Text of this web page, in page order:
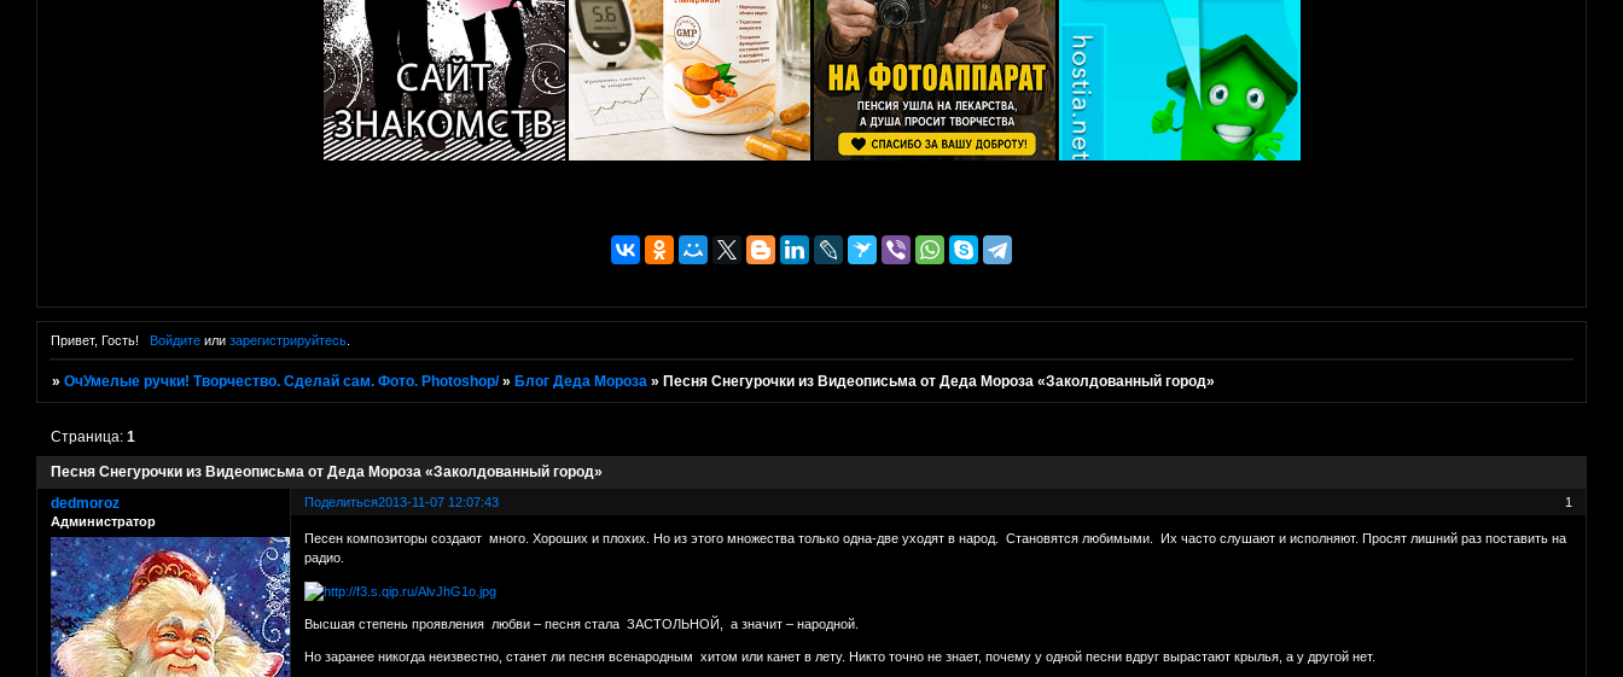
Привет, Гость! Войдитеили зарегистрируйтесь.
»ОчУмелые ручки! Творчество. Сделай сам. Фото. Photoshop/ » Блог Деда Мороза » Песня Снегурочки из Видеописьма от Деда Мороза «Заколдованный город»
Песня Снегурочки из Видеописьма от Деда Мороза «Заколдованный город»
Страница:1
Поделиться 1
2013-11-07 12:07:43
dedmoroz
Администратор
Песен композиторы создают много. Хороших и плохих. Но из этого множества только одна-две уходят в народ. Становятся любимыми. Их часто слушают и исполняют. Просят лишний раз поставить на
радио.
Высшая степень проявления любви – песня стала ЗАСТОЛЬНОЙ, а значит – народной.
Но заранее никогда неизвестно, станет ли песня всенародным хитом или канет в лету. Никто точно не знает, почему у одной песни вдруг вырастают крылья, а у другой нет.